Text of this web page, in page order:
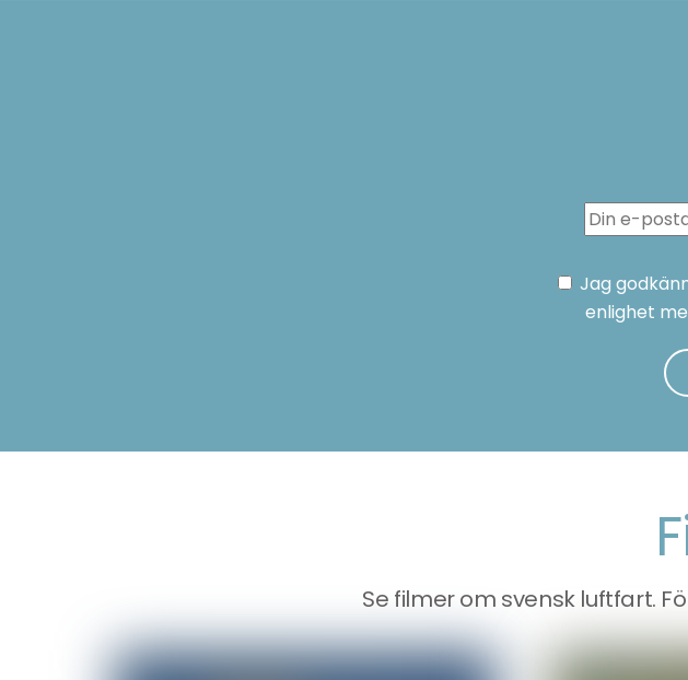
Jag
enlighet
Se filmer om svensk luftfart.